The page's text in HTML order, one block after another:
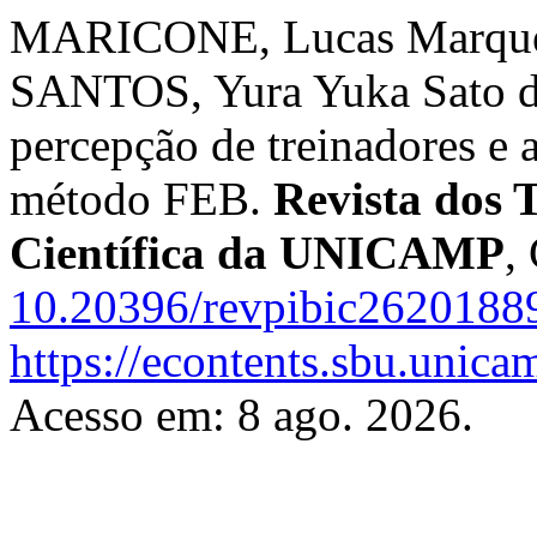
MARICONE, Lucas
SANTOS, Yura Yuka Sato
percepção de treinadores e
método FEB. Revista dos
Científica da UNICAMP,
10.20396/
https://
Acesso em: 8 ago. 2026.